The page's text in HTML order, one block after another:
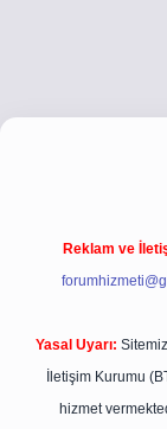
betci girişbetci
Reklam ve
Yasal Uyarı:
İletişim Kurumu
hizmet